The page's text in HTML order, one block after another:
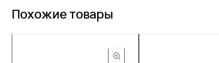
Похожие товары